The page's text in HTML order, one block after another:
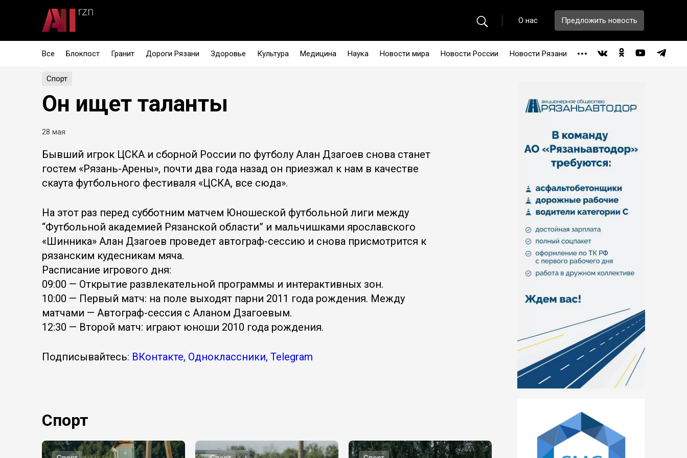
О нас Предложить новость
Все Блокпост Гранит Дороги Рязани Здоровье Культура Медицина Наука Новости мира Новости России Новости Рязани
Спорт
Он ищет таланты
28 мая
️Бывший игрок ЦСКА и сборной России по футболу Алан Дзагоев снова станет
гостем «Рязань-Арены», почти два года назад он приезжал к нам в качестве
скаута футбольного фестиваля «ЦСКА, все сюда».
На этот раз перед субботним матчем Юношеской футбольной лиги между
“Футбольной академией Рязанской области” и мальчишками ярославского
«Шинника» Алан Дзагоев проведет автограф-сессию и снова присмотрится к
рязанским кудесникам мяча.
Расписание игрового дня:
09:00 — Открытие развлекательной программы и интерактивных зон.
10:00 — Первый матч: на поле выходят парни 2011 года рождения. Между
матчами — Автограф-сессия с Аланом Дзагоевым.
12:30 — Второй матч: играют юноши 2010 года рождения.
Подписывайтесь: ВКонтакте, Одноклассники, Telegram
Спорт